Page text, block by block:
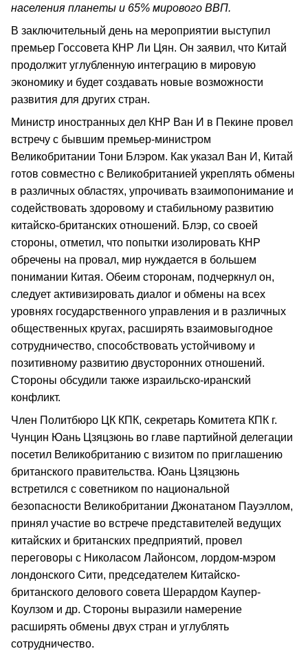
населения планеты и 65% мирового ВВП.
В заключительный день на мероприятии выступил
премьер Госсовета КНР Ли Цян. Он заявил, что Китай
продолжит углубленную интеграцию в мировую
экономику и будет создавать новые возможности
развития для других стран.
Министр иностранных дел КНР Ван И в Пекине провел
встречу с бывшим премьер-министром
Великобритании Тони Блэром. Как указал Ван И, Китай
готов совместно с Великобританией укреплять обмены
в различных областях, упрочивать взаимопонимание и
содействовать здоровому и стабильному развитию
китайско-британских отношений. Блэр, со своей
стороны, отметил, что попытки изолировать КНР
обречены на провал, мир нуждается в большем
понимании Китая. Обеим сторонам, подчеркнул он,
следует активизировать диалог и обмены на всех
уровнях государственного управления и в различных
общественных кругах, расширять взаимовыгодное
сотрудничество, способствовать устойчивому и
позитивному развитию двусторонних отношений.
Стороны обсудили также израильско-иранский
конфликт.
Член Политбюро ЦК КПК, секретарь Комитета КПК г.
Чунцин Юань Цзяцзюнь во главе партийной делегации
посетил Великобританию с визитом по приглашению
британского правительства. Юань Цзяцзюнь
встретился с советником по национальной
безопасности Великобритании Джонатаном Пауэллом,
принял участие во встрече представителей ведущих
китайских и британских предприятий, провел
переговоры с Николасом Лайонсом, лордом-мэром
лондонского Сити, председателем Китайско-
британского делового совета Шерардом Каупер-
Коулзом и др. Стороны выразили намерение
расширять обмены двух стран и углублять
сотрудничество.